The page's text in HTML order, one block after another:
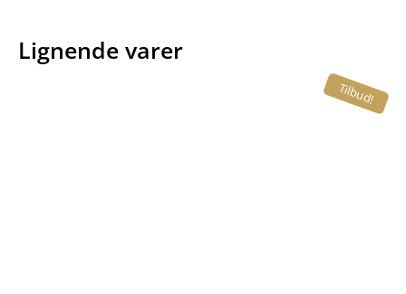
Lignende varer
Tilbud!